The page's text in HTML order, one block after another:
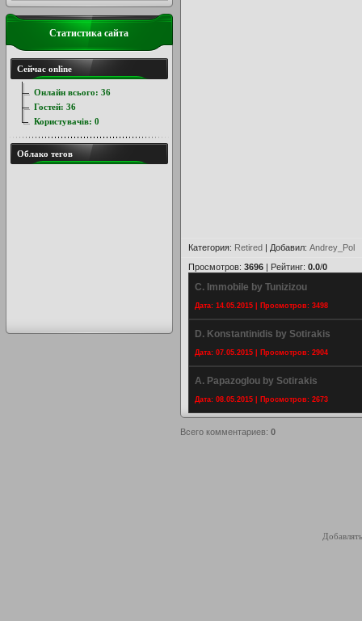
Категория: Retired | Добавил: Andrey_Pol
Просмотров: 3696 | Рейтинг: 0.0/0
C. Immobile by Tunizizou
Дата: 14.05.2015 | Просмотров: 3498
D. Konstantinidis by Sotirakis
Дата: 07.05.2015 | Просмотров: 2904
A. Papazoglou by Sotirakis
Дата: 08.05.2015 | Просмотров: 2673
Всего комментариев: 0
Статистика сайта
Сейчас online
Онлайн всього: 36
Гостей: 36
Користувачів: 0
Облако тегов